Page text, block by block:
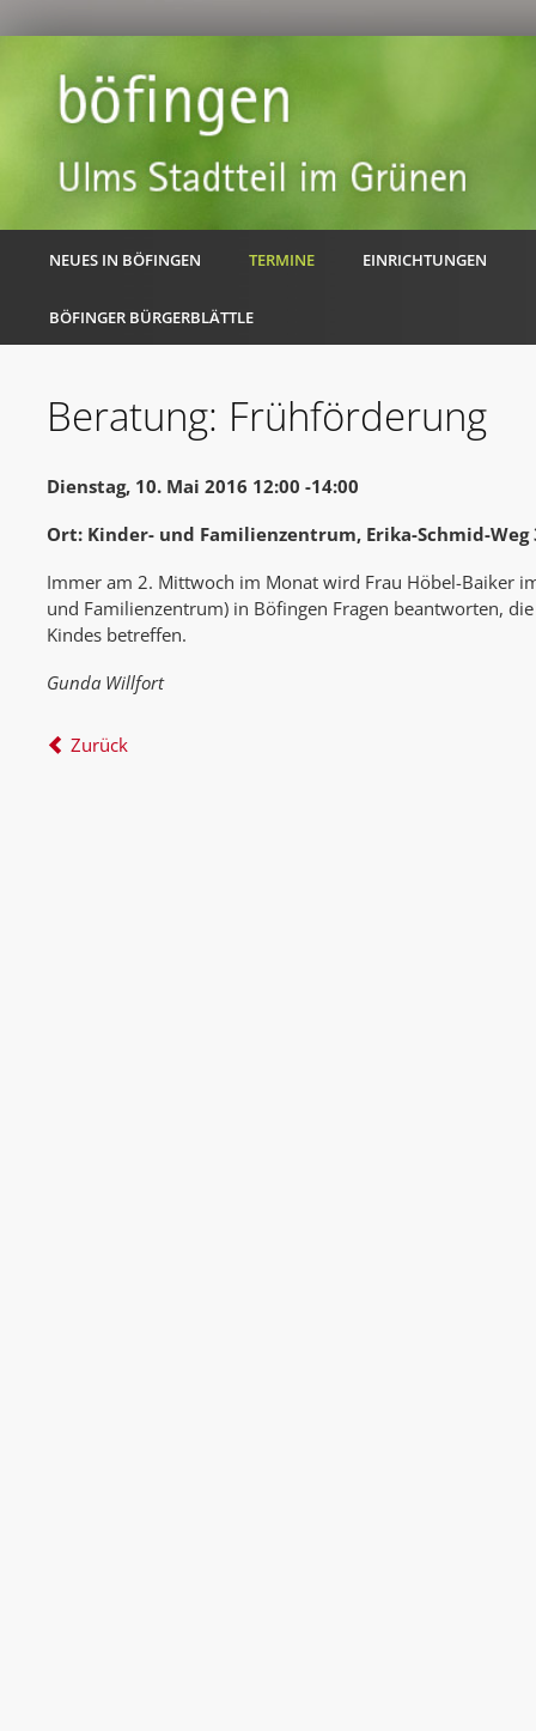
NEUES IN BÖFINGEN TERMINE EINRICHTUNGEN
BÖFINGER BÜRGERBLÄTTLE
Beratung: Frühförderung
Dienstag, 10. Mai 2016 12:00 -14:00
Ort: Kinder- und Familienzentrum, Erika-Schmid-Weg
Immer am 2. Mittwoch im Monat wird Frau Höbel-Baiker
und Familienzentrum) in Böfingen Fragen beantworten,
Kindes betreffen.
Gunda Willfort
Zurück